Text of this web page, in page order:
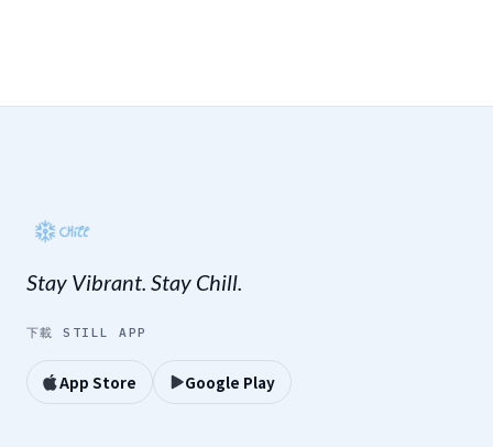
Stay Vibrant. Stay Chill.
下載 STILL APP
App Store Google Play